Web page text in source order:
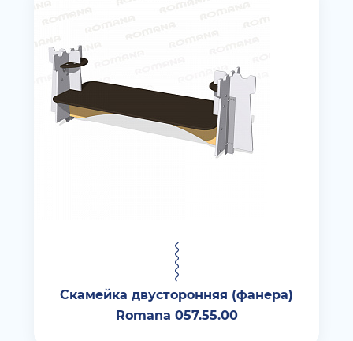
Скамейка двусторонняя (фанера)
Romana 057.55.00